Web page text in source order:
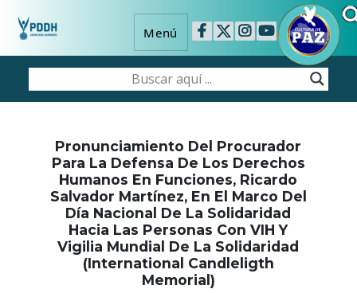
Menú
Pronunciamiento Del Procurador
Para La Defensa De Los Derechos
Humanos En Funciones, Ricardo
Salvador Martínez, En El Marco Del
Día Nacional De La Solidaridad
Hacia Las Personas Con VIH Y
Vigilia Mundial De La Solidaridad
(International Candleligth
Memorial)